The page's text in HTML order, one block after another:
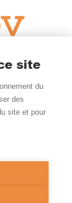
site
du
des
site et pour